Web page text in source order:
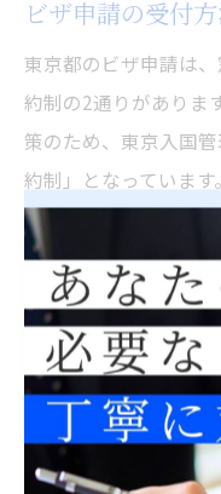
ビザ申請の受付
東京都のビザ申請は
約制の2通りがありま
策のため、東京入国
約制」となっていま
での来庁予約が必須
しの場合は受付ができ
予約手続きは東京入国
望日時や手続き内容
受付番号や予約確認メ
類と一緒に持参しま
の導入時には、予約